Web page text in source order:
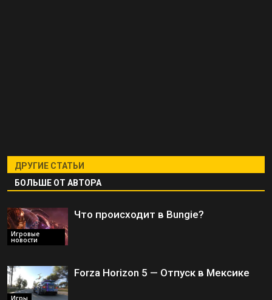
ДРУГИЕ СТАТЬИ
БОЛЬШЕ ОТ АВТОРА
Игровые
новости
Что происходит в Bungie?
Игры
Forza Horizon 5 — Отпуск в Мексике